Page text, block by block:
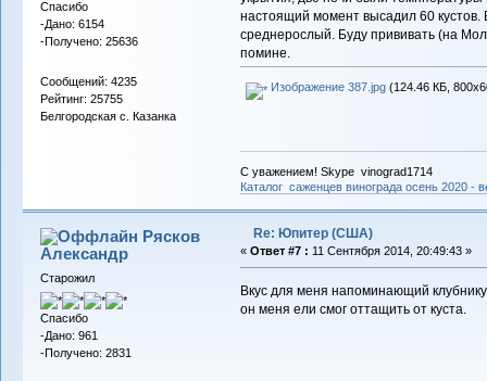
Спасибо
-Дано: 6154
-Получено: 25636
Сообщений: 4235
Рейтинг: 25755
Белгородская с. Казанка
настоящий момент высадил 60
среднерослый. Буду прививать (на
помине.
Изображение 387.jpg(124.46 КБ,
С уважением! Skype vinograd1714
Каталог саженцев винограда осень 2020 -
Рясков
Александр
Старожил
Спасибо
-Дано: 961
-Получено: 2831
Re: Юпитер (США)
« Ответ #7 : 11 Сентября 2014, 20:49:43 »
Вкус для меня напоминающий
он меня ели смог оттащить от куста.